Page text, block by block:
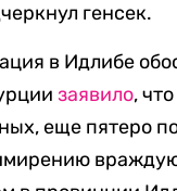
генсек.
в Идлибе
заявило,
еще пятеро